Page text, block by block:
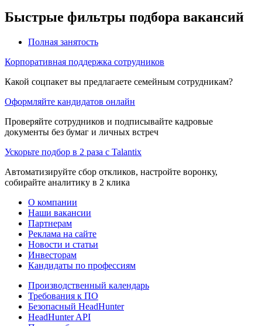
Быстрые фильтры подбора вакансий
Полная занятость
Корпоративная поддержка сотрудников
Какой соцпакет вы предлагаете семейным сотрудникам?
Оформляйте кандидатов онлайн
Проверяйте сотрудников и подписывайте кадровые
документы без бумаг и личных встреч
Ускорьте подбор в 2 раза с Talantix
Автоматизируйте сбор откликов, настройте воронку,
собирайте аналитику в 2 клика
О компании
Наши вакансии
Партнерам
Реклама на сайте
Новости и статьи
Инвесторам
Кандидаты по профессиям
Производственный календарь
Требования к ПО
Безопасный HeadHunter
HeadHunter API